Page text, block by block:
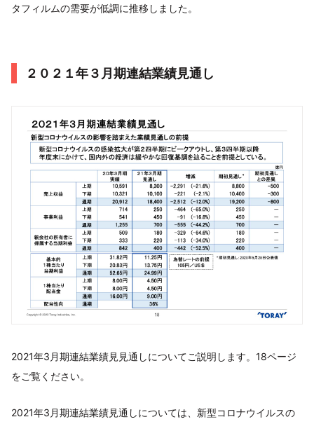
タフィルムの需要が低調に推移しました。
２０２１年３月期連結業績見通し
2021年3月期連結業績見見通しについてご説明します。18ページ
をご覧ください。
2021年3月期連結業績見通しについては、新型コロナウイルスの